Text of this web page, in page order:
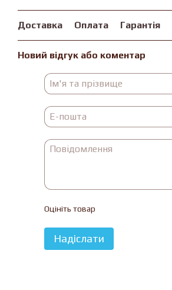
Доставка Оплата Гарантія
Новий відгук або коментар
Оцініть товар
Надіслати